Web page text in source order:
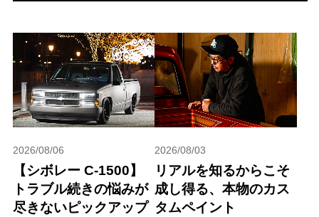
2026/08/06
【シボレー C-1500】
トラブル続きの悩みが
尽きないピックアップ
2026/08/03
リアルを知るからこそ
成し得る、本物のカス
タムペイント